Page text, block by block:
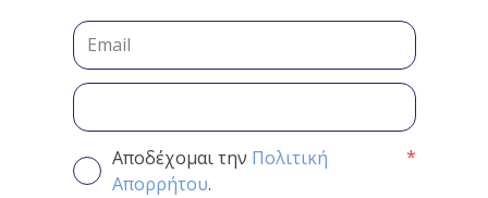
Αποδέχομαι την Πολιτική
Απορρήτου.
*